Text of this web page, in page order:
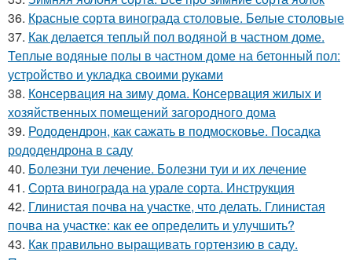
36. Красные сорта винограда столовые. Белые столовые
37. Как делается теплый пол водяной в частном доме.
Теплые водяные полы в частном доме на бетонный пол:
устройство и укладка своими руками
38. Консервация на зиму дома. Консервация жилых и
хозяйственных помещений загородного дома
39. Рододендрон, как сажать в подмосковье. Посадка
рододендрона в саду
40. Болезни туи лечение. Болезни туи и их лечение
41. Сорта винограда на урале сорта. Инструкция
42. Глинистая почва на участке, что делать. Глинистая
почва на участке: как ее определить и улучшить?
43. Как правильно выращивать гортензию в саду.